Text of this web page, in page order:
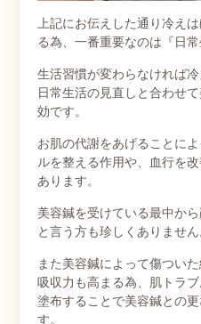
上記にお伝えした通り冷え
る為、一番重要なのは『日
生活習慣が変わらなければ
日常生活の見直しと合わせ
効です。
お肌の代謝をあげることに
ルを整える作用や、血行を
あります。
美容鍼を受けている最中か
と言う方も珍しくありません
また美容鍼によって傷つい
吸収力も高まる為、肌トラ
塗布することで美容鍼との
す。